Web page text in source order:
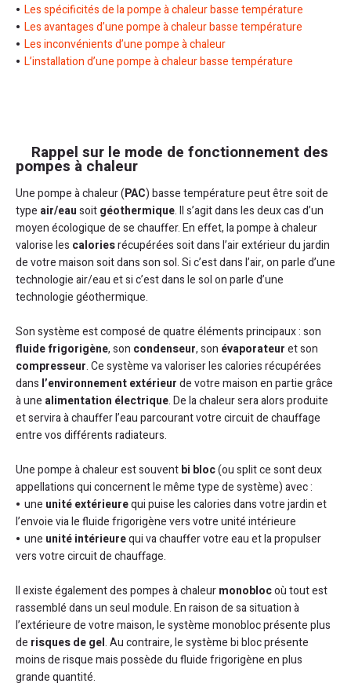
Les spécificités de la pompe à chaleur basse température
Les avantages d’une pompe à chaleur basse température
Les inconvénients d’une pompe à chaleur
L’installation d’une pompe à chaleur basse température
Rappel sur le mode de fonctionnement des
pompes à chaleur
Une pompe à chaleur (PAC) basse température peut être soit de
type air/eausoitgéothermique. Il s’agit dans les deux cas d’un
moyen écologique de se chauffer. En effet, la pompe à chaleur
valorise les caloriesrécupérées soit dans l’air extérieur du jardin
de votre maison soit dans son sol. Si c’est dans l’air, on parle d’une
technologie air/eau et si c’est dans le sol on parle d’une
technologie géothermique.
Son système est composé de quatre éléments principaux : son
fluide frigorigène, son condenseur, son évaporateuret son
compresseur. Ce système va valoriser les calories récupérées
dans l’environnement extérieurde votre maison en partie grâce
à une alimentation électrique. De la chaleur sera alors produite
et servira à chauffer l’eau parcourant votre circuit de chauffage
entre vos différents radiateurs.
Une pompe à chaleur est souventbi bloc(ou split ce sont deux
appellations qui concernent le même type de système) avec :
une unité extérieurequi puise les calories dans votre jardin et
l’envoie via le fluide frigorigène vers votre unité intérieure
une unité intérieurequi va chauffer votre eau et la propulser
vers votre circuit de chauffage.
Il existe également des pompes à chaleurmonoblocoù tout est
rassemblé dans un seul module. En raison de sa situation à
l’extérieure de votre maison, le système monobloc présente plus
de risques de gel. Au contraire, le système bi bloc présente
moins de risque mais possède du fluide frigorigène en plus
grande quantité.